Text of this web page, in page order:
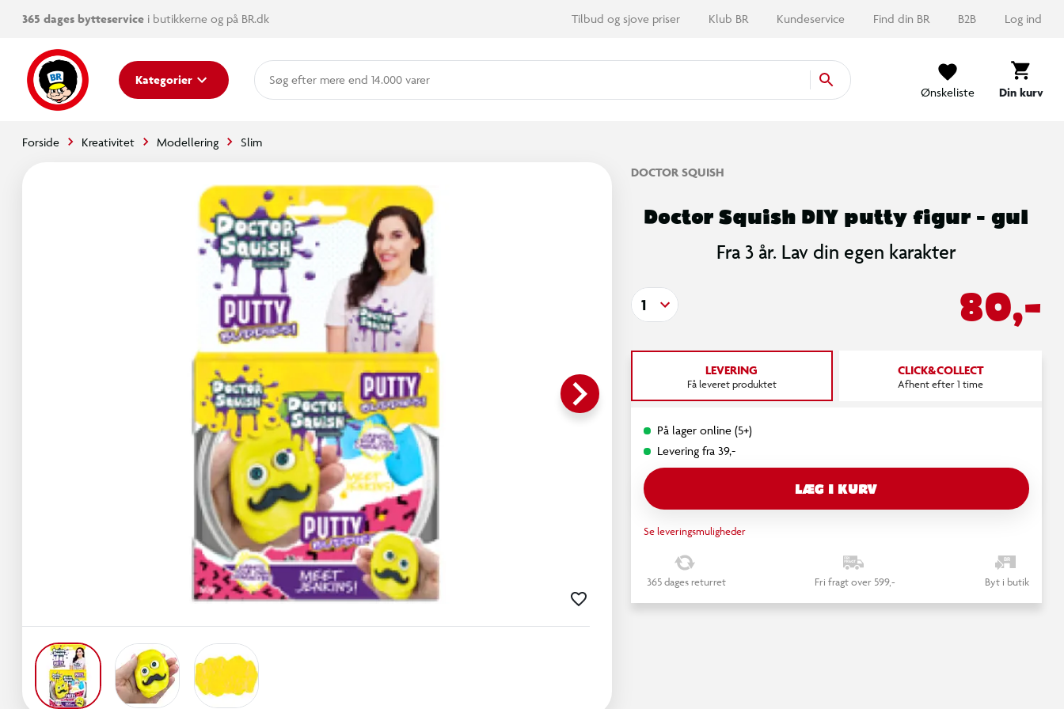
365 dages bytteservice i butikkerne og på BR.dk Tilbud og sjove priser Klub BR Kundeservice Find din BR B2B Log ind
Kategorier
mere end 14.000 varer
Ønskeliste
Din kurv
Forside Kreativitet Modellering Slim
keyboard_arrow_right
DOCTOR SQUISH
Doctor Squish DIY putty figur - gul
Fra 3 år. Lav din egen karakter
80,-
1
LEVERING
Få leveret produktet
CLICK&COLLECT
Afhent efter 1 time
På lager online (5+)
Levering fra 39,-
LÆG I KURV
Se leveringsmuligheder
365 dages returret Fri fragt over 599,- Byt i butik